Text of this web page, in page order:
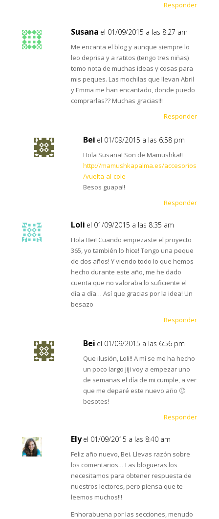
Responder
Susana el 01/09/2015 a las 8:27 am
Me encanta el blog y aunque siempre lo
leo deprisa y a ratitos (tengo tres niñas)
tomo nota de muchas ideas y cosas para
mis peques. Las mochilas que llevan Abril
y Emma me han encantado, donde puedo
comprarlas?? Muchas gracias!!!
Responder
Bei el 01/09/2015 a las 6:58 pm
Hola Susana! Son de Mamushka!!
http://mamushkapalma.es/accesorios
/vuelta-al-cole
Besos guapa!!
Responder
Loli el 01/09/2015 a las 8:35 am
Hola Bei! Cuando empezaste el proyecto
365, yo también lo hice! Tengo una peque
de dos años! Y viendo todo lo que hemos
hecho durante este año, me he dado
cuenta que no valoraba lo suficiente el
día a día… Así que gracias por la idea! Un
besazo
Responder
Bei el 01/09/2015 a las 6:56 pm
Que ilusión, Loli!! A mí se me ha hecho
un poco largo jiji voy a empezar uno
de semanas el día de mi cumple, a ver
que me deparé este nuevo año 🙂
besotes!
Responder
Ely el 01/09/2015 a las 8:40 am
Feliz año nuevo, Bei. Llevas razón sobre
los comentarios… Las blogueras los
necesitamos para obtener respuesta de
nuestros lectores, pero piensa que te
leemos muchos!!!
Enhorabuena por las secciones, menudo